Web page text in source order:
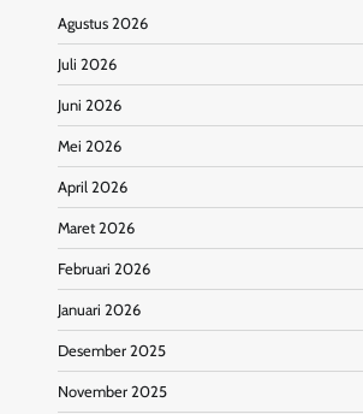
Agustus 2026
Juli 2026
Juni 2026
Mei 2026
April 2026
Maret 2026
Februari 2026
Januari 2026
Desember 2025
November 2025